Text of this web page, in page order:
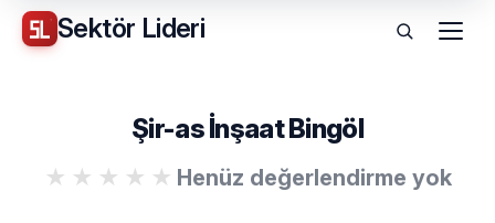
Sektör Lideri Menü
Şir-as İnşaat Bingöl
Henüz değerlendirme yok